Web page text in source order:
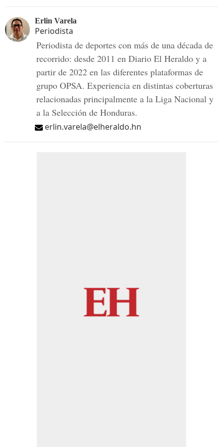
Erlin Varela
Periodista
Periodista de deportes con más de una década de
recorrido: desde 2011 en Diario El Heraldo y a
partir de 2022 en las diferentes plataformas de
grupo OPSA. Experiencia en distintas coberturas
relacionadas principalmente a la Liga Nacional y
a la Selección de Honduras.
erlin.varela@elheraldo.hn